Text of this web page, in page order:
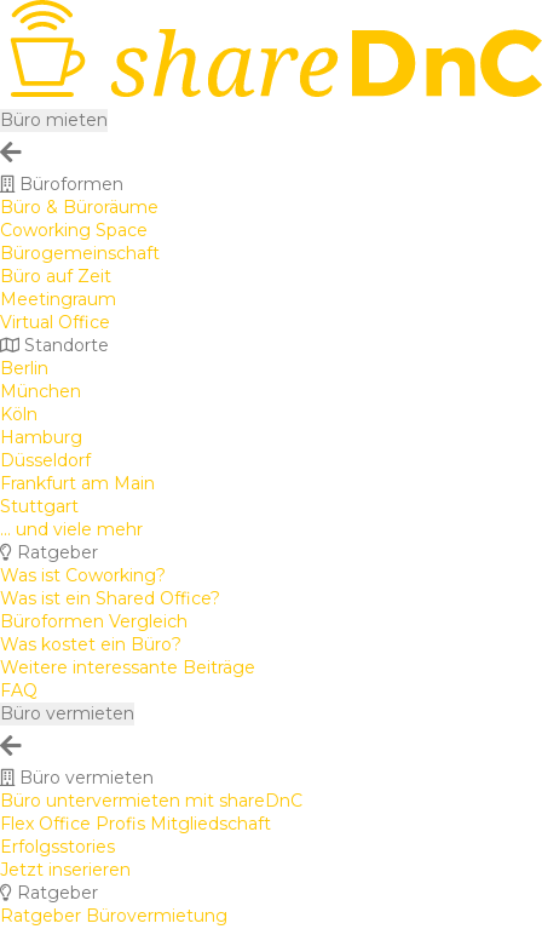
Büro mieten
Büroformen
Büro & Büroräume
Coworking Space
Bürogemeinschaft
Büro auf Zeit
Meetingraum
Virtual Office
Standorte
Berlin
München
Köln
Hamburg
Düsseldorf
Frankfurt am Main
Stuttgart
... und viele mehr
Ratgeber
Was ist Coworking?
Was ist ein Shared Office?
Büroformen Vergleich
Was kostet ein Büro?
Weitere interessante Beiträge
FAQ
Büro vermieten
Büro vermieten
Büro untervermieten mit shareDnC
Flex Office Profis Mitgliedschaft
Erfolgsstories
Jetzt inserieren
Ratgeber
Ratgeber Bürovermietung